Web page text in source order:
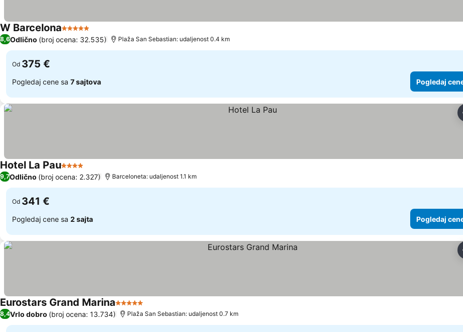
W Barcelona5 ZvezdicePogledaj cene
8,6Odlično (broj ocena: 32.535) Plaža San Sebastian: udaljenost 0.4 km
Od 375 €
Pogledaj cene sa 7 sajtova Pogledaj
Hotel La Pau4 ZvezdicePogledaj cene
9,7Odlično (broj ocena: 2.327) Barceloneta: udaljenost 1.1 km
Od 341 €
Pogledaj cene sa 2 sajta Pogledaj
Eurostars Grand Marina5 Zvezdice
8,4Vrlo dobro (broj ocena: 13.734) Plaža San Sebastian: udaljenost 0.7 km